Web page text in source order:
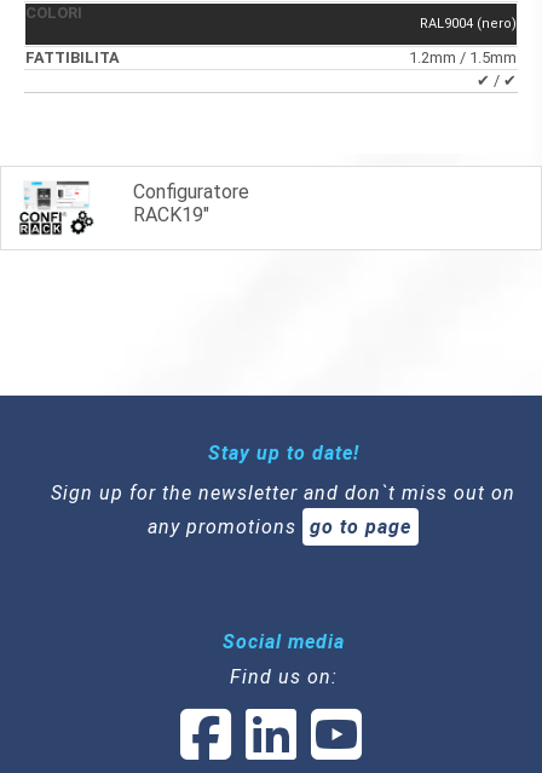
RAL9004 (nero)
1.2mm / 1.5mm
✔ / ✔
Configuratore
RACK19"
Stay up to date!
Sign up for the newsletter and don`t miss out on
any promotions
go to page
Social media
Find us on: